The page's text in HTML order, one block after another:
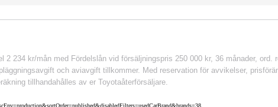
234 kr/mån med Fördelslån vid försäljningspris 250 000 kr, 36 månader,
och aviavgift tillkommer. Med reservation för avvikelser,
tillhandahålles av er Toyotaåterförsäljare.